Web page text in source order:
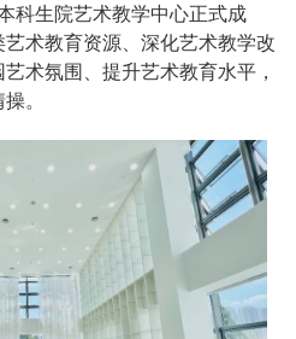
科生院艺术教学中心正式成
术教育资源、深化艺术教学改
术氛围、提升艺术教育水平，
。